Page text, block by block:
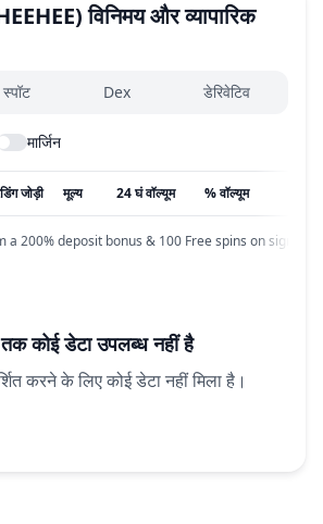
विनिमय और व्यापारिक
स्पॉट Dex डेरिवेटिव
मार्जिन
जोड़ी मूल्य 24 घं वॉल्यूम % वॉल्यूम
a 200% deposit bonus & 100 Free spins on sign up!
कोई डेटा उपलब्ध नहीं है
करने के लिए कोई डेटा नहीं मिला है।